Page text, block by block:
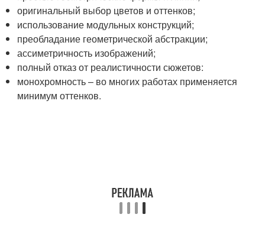
оригинальный выбор цветов и оттенков;
использование модульных конструкций;
преобладание геометрической абстракции;
ассиметричность изображений;
полный отказ от реалистичности сюжетов:
монохромность – во многих работах применяется
минимум оттенков.